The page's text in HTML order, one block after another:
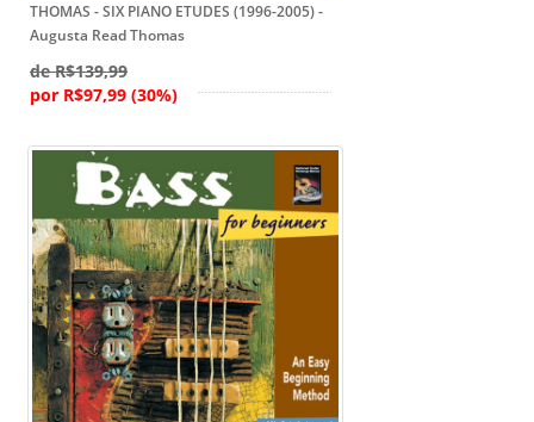
THOMAS - SIX PIANO ETUDES (1996-2005) -
Augusta Read Thomas
de R$139,99
por R$97,99 (30%)